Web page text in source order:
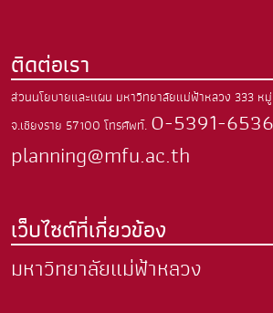
ติดต่อเรา
ส่วนนโยบายและแผน มหาวิทยาลัยแม่ฟ้าหลวง 333 ห
จ.เชียงราย 57100 โทรศัพท์. 0-5391-6536
planning@mfu.ac.th
เว็บไซต์ที่เกี่ยวข้อง
มหาวิทยาลัยแม่ฟ้าหลวง